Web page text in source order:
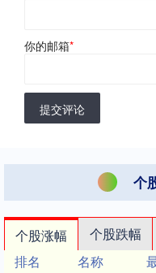
你的邮箱*
提交评论
个
个股涨幅 个股跌幅
排名
名称